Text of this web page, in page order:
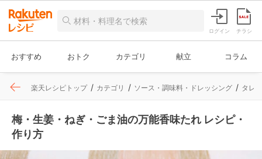
ログイン チラシ
おすすめ おトク カテゴリ 献立 コラム
楽天レシピトップ カテゴリ ソース・調味料・ドレッシング タレ
梅・生姜・ねぎ・ごま油の万能香味たれ レシピ・
作り方